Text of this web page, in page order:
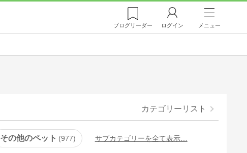
ブログリーダー ログイン メニュー
カテゴリーリスト
その他のペット 977 サブカテゴリーを全て表示…